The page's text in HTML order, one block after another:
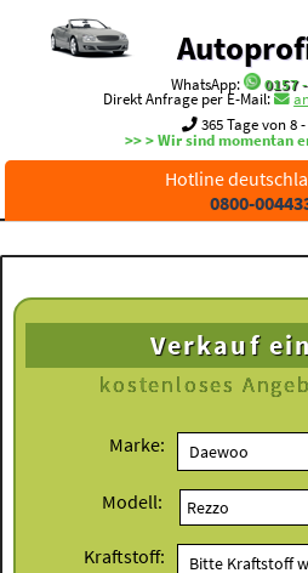
WhatsApp:
0157
Direkt Anfrage per E-Mail:
365 Tage von 8
>> > Wir sind momentan
Hotline
0800-
Verkauf
kostenloses
Marke:
Modell:
Kraftstoff: